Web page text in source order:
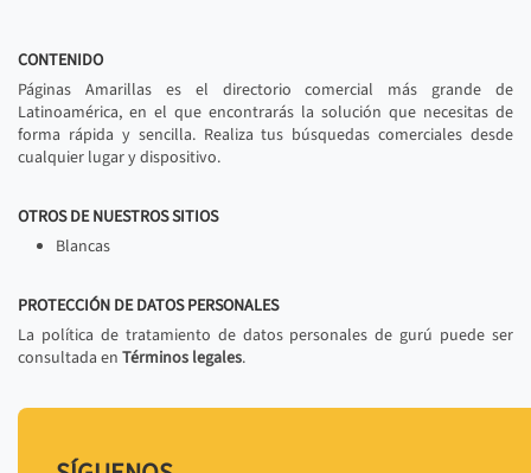
CONTENIDO
Páginas Amarillas es el directorio comercial más grande de
Latinoamérica, en el que encontrarás la solución que necesitas de
forma rápida y sencilla. Realiza tus búsquedas comerciales desde
cualquier lugar y dispositivo.
OTROS DE NUESTROS SITIOS
Blancas
PROTECCIÓN DE DATOS PERSONALES
La política de tratamiento de datos personales de gurú puede ser
consultada en Términos legales.